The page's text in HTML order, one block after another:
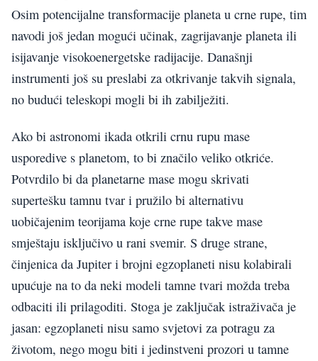
Osim potencijalne transformacije planeta u crne rupe, tim
navodi još jedan mogući učinak, zagrijavanje planeta ili
isijavanje visokoenergetske radijacije. Današnji
instrumenti još su preslabi za otkrivanje takvih signala,
no budući teleskopi mogli bi ih zabilježiti.
Ako bi astronomi ikada otkrili crnu rupu mase
usporedive s planetom, to bi značilo veliko otkriće.
Potvrdilo bi da planetarne mase mogu skrivati
supertešku tamnu tvar i pružilo bi alternativu
uobičajenim teorijama koje crne rupe takve mase
smještaju isključivo u rani svemir. S druge strane,
činjenica da Jupiter i brojni egzoplaneti nisu kolabirali
upućuje na to da neki modeli tamne tvari možda treba
odbaciti ili prilagoditi. Stoga je zaključak istraživača je
jasan: egzoplaneti nisu samo svjetovi za potragu za
životom, nego mogu biti i jedinstveni prozori u tamne